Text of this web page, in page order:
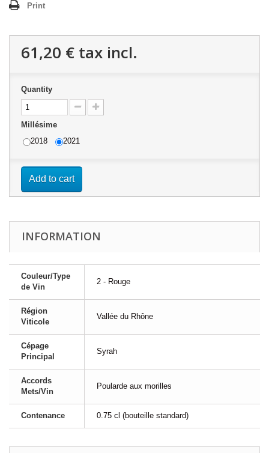
Print
61,20 € tax incl.
Quantity
Millésime
2018
2021
Add to cart
INFORMATION
Couleur/Type
de Vin
2 - Rouge
Région
Viticole
Vallée du Rhône
Cépage
Principal
Syrah
Accords
Mets/Vin
Poularde aux morilles
Contenance 0.75 cl (bouteille standard)